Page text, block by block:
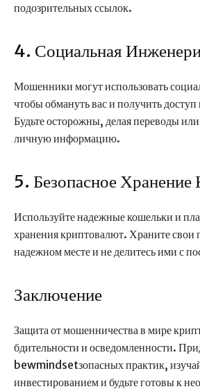
подозрительных ссылок.
4. Социальная
Мошенники могут использовать
чтобы обмануть вас и получить
Будьте осторожны, делая переводы
личную информацию.
5. Безопасное
Используйте надежные кошельки и
хранения криптовалют. Храните свои
надежном месте и не делитесь ими с
Заключение
Защита от мошенничества в мире
бдительности и осведомленности.
bewmindsetзопасных практик,
инвестированием и будьте готовы к